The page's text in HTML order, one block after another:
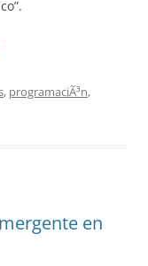
, programaciÃ³n,
en